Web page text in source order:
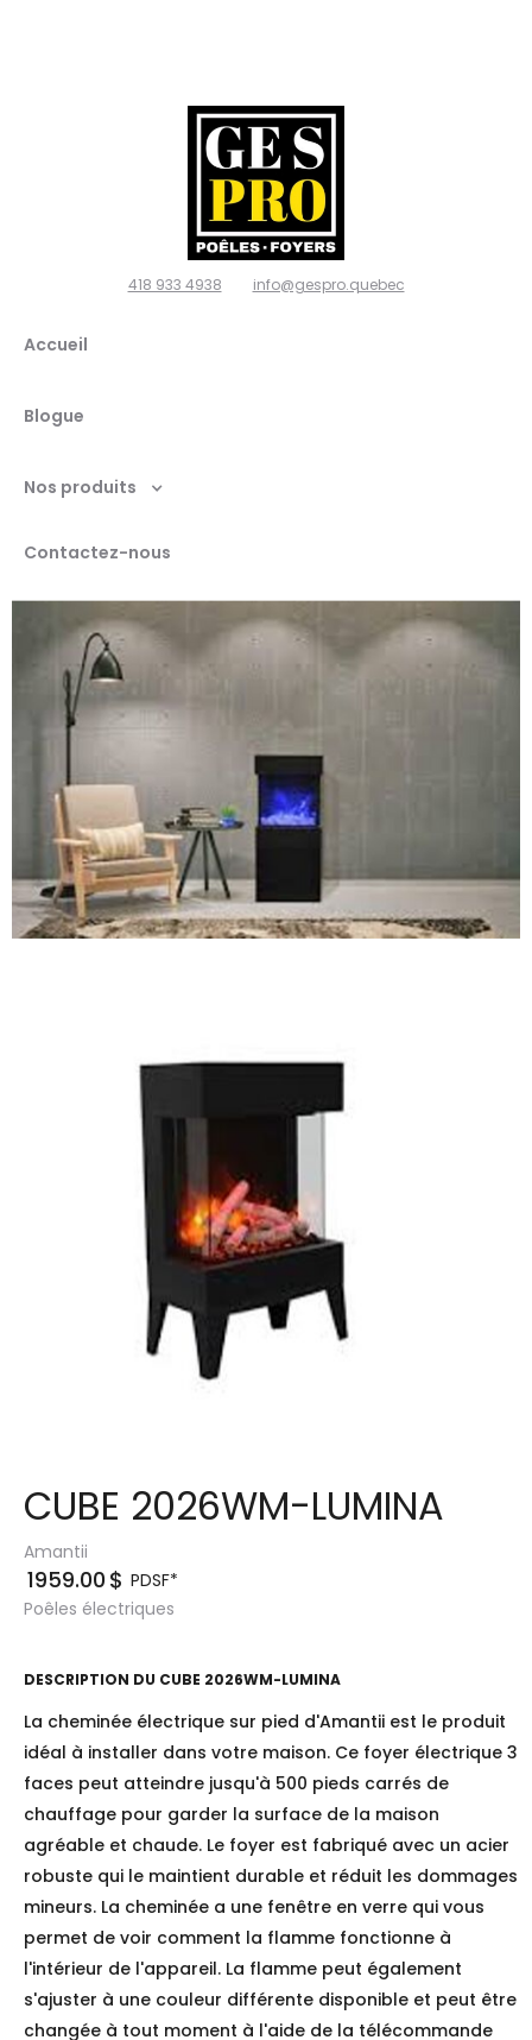
et
foyers,
Ville de
Québec
G2N
418 933 4938 info@gespro.quebec
Accueil
Blogue
Nos produits
Contactez-nous
CUBE 2026WM-LUMINA
Amantii
1959.00 $ PDSF*
Poêles électriques
DESCRIPTION DU CUBE 2026WM-LUMINA
La cheminée électrique sur pied d'Amantii est le produit
idéal à installer dans votre maison. Ce foyer électrique 3
faces peut atteindre jusqu'à 500 pieds carrés de
chauffage pour garder la surface de la maison
agréable et chaude. Le foyer est fabriqué avec un acier
robuste qui le maintient durable et réduit les dommages
mineurs. La cheminée a une fenêtre en verre qui vous
permet de voir comment la flamme fonctionne à
l'intérieur de l'appareil. La flamme peut également
s'ajuster à une couleur différente disponible et peut être
changée à tout moment à l'aide de la télécommande